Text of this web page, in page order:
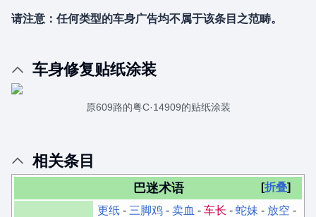
请注意：任何类型的车身广告均不属于该条目之范畴。
车身修复贴纸涂装
原609路的粤C·14909的贴纸涂装
相关条目
折叠
巴迷术语
更纸 - 三脚鸡 - 卖血 - 车长 - 蛇妹 - 放空 -